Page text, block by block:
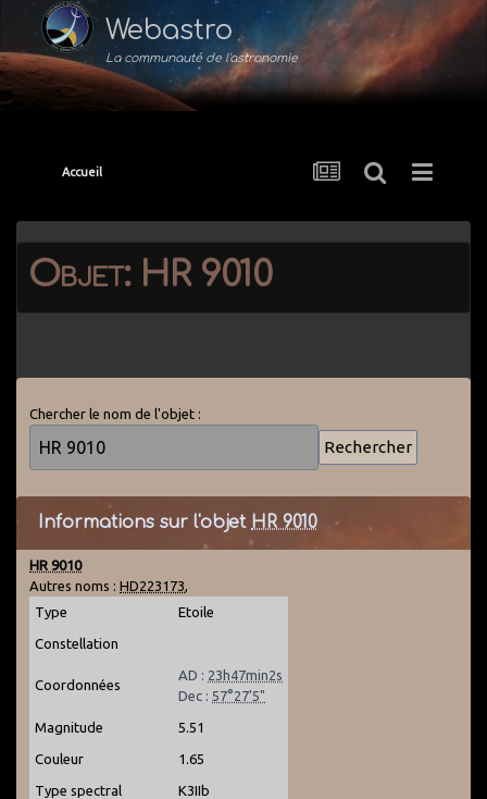
Webastro
La communauté de l'astronomie
Accueil
Objet: HR 9010
Chercher le nom de l'objet :
Informations sur l'objet HR 9010
HR 9010
Autres noms : HD223173,
Type
Etoile
Constellation
Coordonnées
AD : 23h47min2s
Dec : 57°27'5"
Magnitude 5.51
Couleur 1.65
Type spectral K3IIb